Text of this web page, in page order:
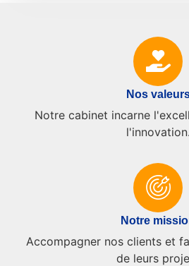
Nos
Notre cabinet incarne
l'innovation.
Notre
Accompagner nos clients et
de leurs